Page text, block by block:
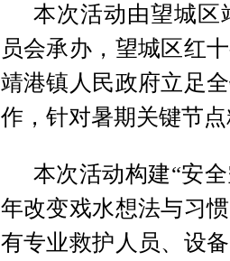
本次活动由望城区
员会承办，望城区红
靖港镇人民政府立足
作，针对暑期关键节
本次活动构建“安
年改变戏水想法与习
有专业救护人员、设